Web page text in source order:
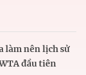
làm nên lịch sử
đầu tiên